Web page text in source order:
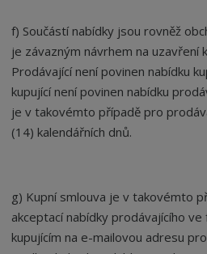
f) Součástí nabídky jsou rovněž
je závazným návrhem na uzavření
Prodávající není povinen nabídku
kupující není povinen nabídku
je v takovémto případě pro
(14) kalendářních dnů.
g) Kupní smlouva je v takovémto
akceptací nabídky prodávajícího
kupujícím na e-mailovou adresu